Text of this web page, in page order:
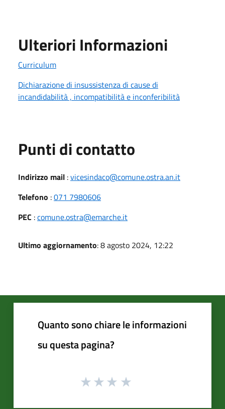
Ulteriori Informazioni
Curriculum
Dichiarazione di insussistenza di cause di
incandidabilità , incompatibilità e inconferibilità
Punti di contatto
Indirizzo mail :vicesindaco@comune.ostra.an.it
Telefono :071 7980606
PEC :comune.ostra@emarche.it
Ultimo aggiornamento: 8 agosto 2024, 12:22
Quanto sono chiare le informazioni
su questa pagina?